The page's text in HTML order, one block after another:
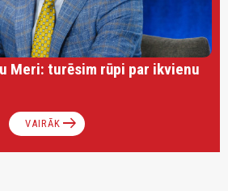
Meri: turēsim rūpi par ikvienu
VAIRĀK arrow_right_alt